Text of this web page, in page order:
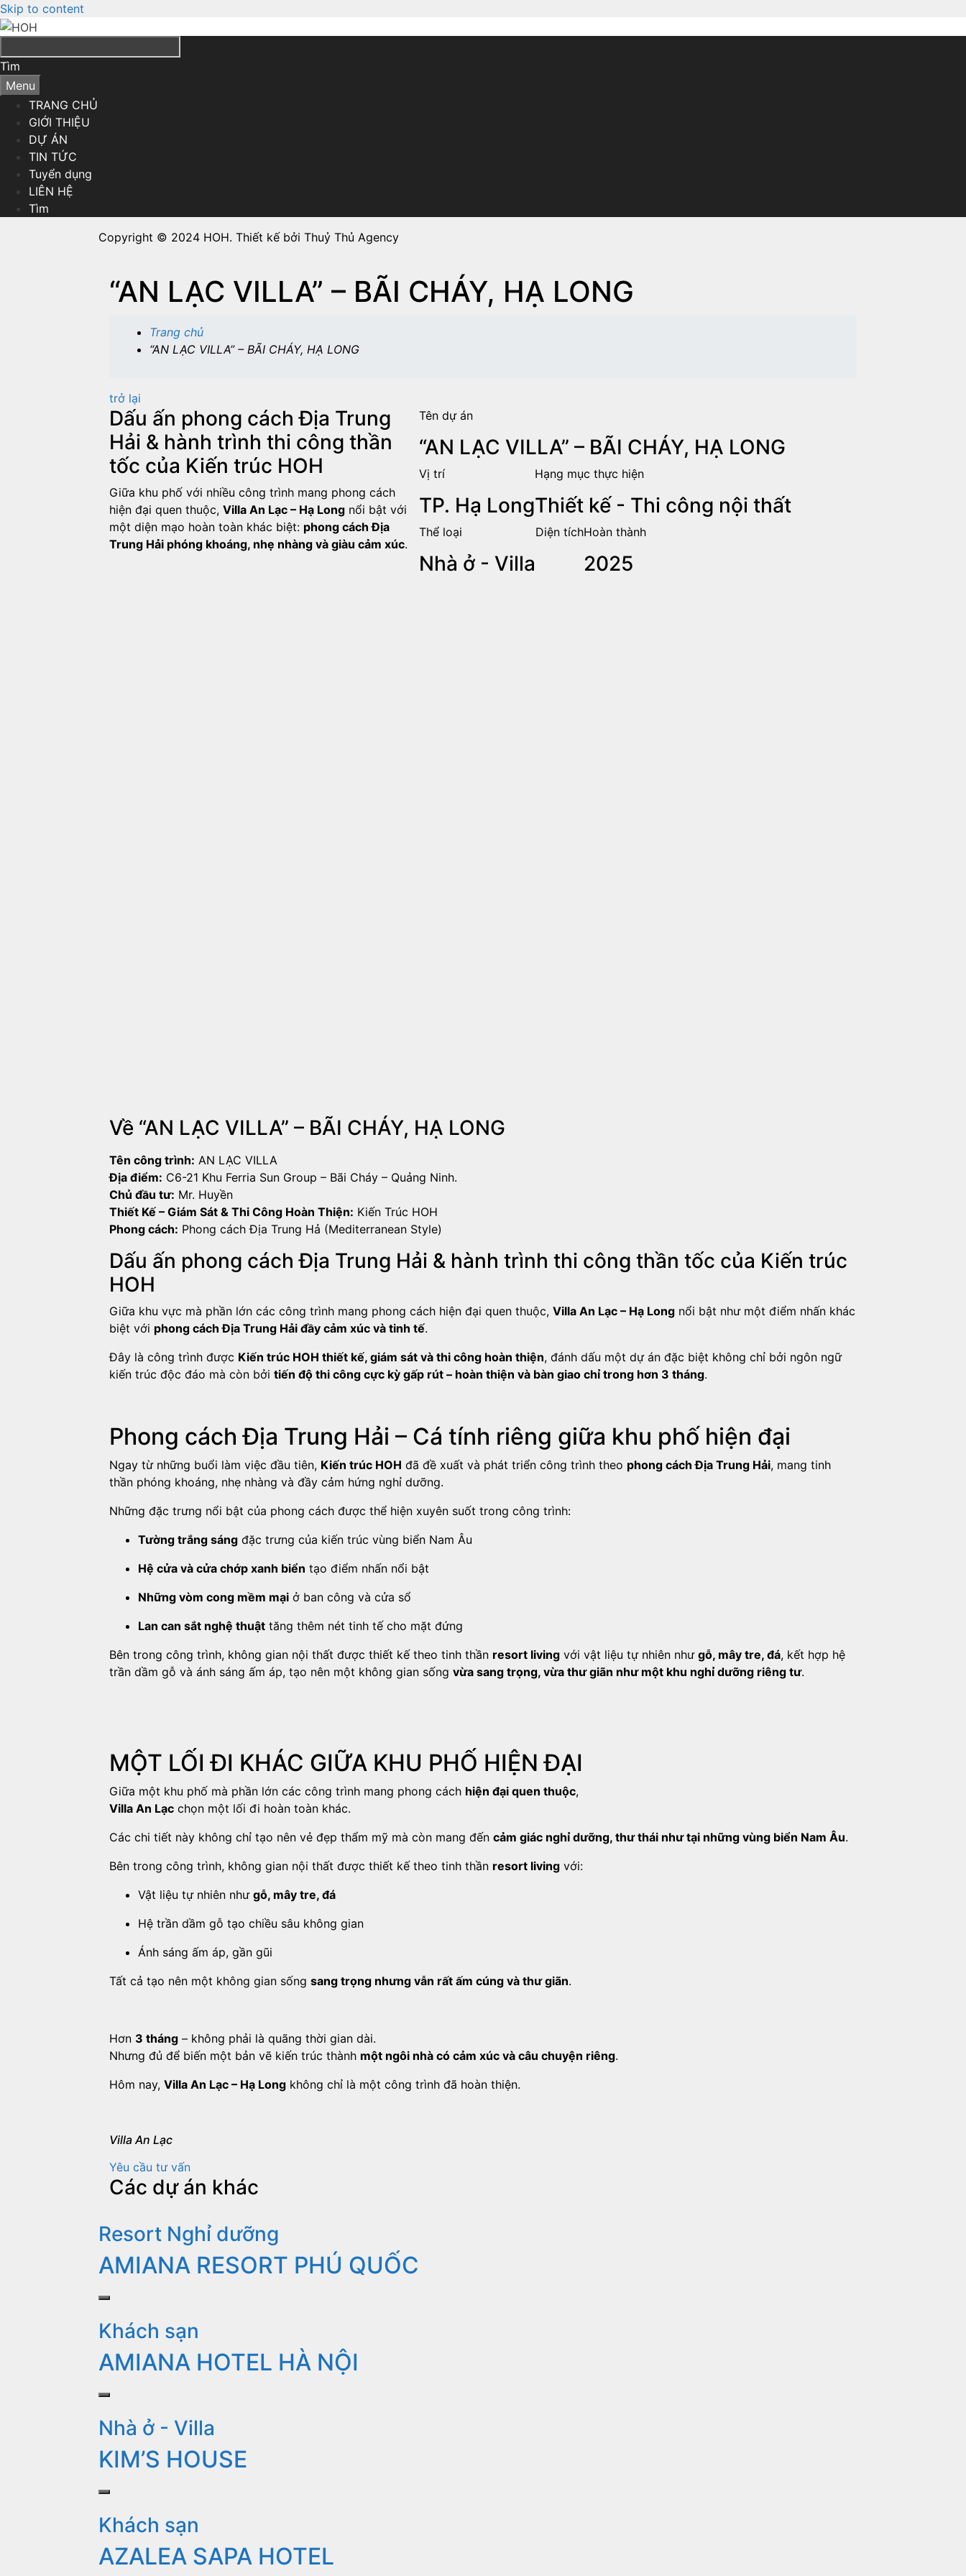
Skip to content
Tìm
Menu
TRANG CHỦ
GIỚI THIỆU
DỰ ÁN
TIN TỨC
Tuyển dụng
LIÊN HỆ
Tìm
Copyright © 2024 HOH. Thiết kế bởi Thuỷ Thủ Agency
“AN LẠC VILLA” – BÃI CHÁY, HẠ LONG
Trang chủ
“AN LẠC VILLA” – BÃI CHÁY, HẠ LONG
trở lại
Dấu ấn phong cách Địa Trung
Hải & hành trình thi công thần
tốc của Kiến trúc HOH
Giữa khu phố với nhiều công trình mang phong cách
hiện đại quen thuộc, Villa An Lạc – Hạ Long nổi bật với
một diện mạo hoàn toàn khác biệt: phong cách Địa
Trung Hải phóng khoáng, nhẹ nhàng và giàu cảm xúc.
Tên dự án
“AN LẠC VILLA” – BÃI CHÁY, HẠ LONG
Vị trí
TP. Hạ Long
Hạng mục thực hiện
Thiết kế - Thi công nội thất
Thể loại
Nhà ở - Villa
Diện tíchHoàn thành
2025
Về “AN LẠC VILLA” – BÃI CHÁY, HẠ LONG
Tên công trình: AN LẠC VILLA
Địa điểm: C6-21 Khu Ferria Sun Group – Bãi Cháy – Quảng Ninh.
Chủ đầu tư: Mr. Huyền
Thiết Kế – Giám Sát & Thi Công Hoàn Thiện: Kiến Trúc HOH
Phong cách: Phong cách Địa Trung Hả (Mediterranean Style)
Dấu ấn phong cách Địa Trung Hải & hành trình thi công thần tốc của Kiến trúc
HOH
Giữa khu vực mà phần lớn các công trình mang phong cách hiện đại quen thuộc, Villa An Lạc – Hạ Long nổi bật như một điểm nhấn khác
biệt với phong cách Địa Trung Hải đầy cảm xúc và tinh tế.
Đây là công trình được Kiến trúc HOH thiết kế, giám sát và thi công hoàn thiện, đánh dấu một dự án đặc biệt không chỉ bởi ngôn ngữ
kiến trúc độc đáo mà còn bởi tiến độ thi công cực kỳ gấp rút – hoàn thiện và bàn giao chỉ trong hơn 3 tháng.
Phong cách Địa Trung Hải – Cá tính riêng giữa khu phố hiện đại
Ngay từ những buổi làm việc đầu tiên, Kiến trúc HOH đã đề xuất và phát triển công trình theo phong cách Địa Trung Hải, mang tinh
thần phóng khoáng, nhẹ nhàng và đầy cảm hứng nghỉ dưỡng.
Những đặc trưng nổi bật của phong cách được thể hiện xuyên suốt trong công trình:
Tường trắng sáng đặc trưng của kiến trúc vùng biển Nam Âu
Hệ cửa và cửa chớp xanh biển tạo điểm nhấn nổi bật
Những vòm cong mềm mại ở ban công và cửa sổ
Lan can sắt nghệ thuật tăng thêm nét tinh tế cho mặt đứng
Bên trong công trình, không gian nội thất được thiết kế theo tinh thần resort living với vật liệu tự nhiên như gỗ, mây tre, đá, kết hợp hệ
trần dầm gỗ và ánh sáng ấm áp, tạo nên một không gian sống vừa sang trọng, vừa thư giãn như một khu nghỉ dưỡng riêng tư.
MỘT LỐI ĐI KHÁC GIỮA KHU PHỐ HIỆN ĐẠI
Giữa một khu phố mà phần lớn các công trình mang phong cách hiện đại quen thuộc,
Villa An Lạc chọn một lối đi hoàn toàn khác.
Các chi tiết này không chỉ tạo nên vẻ đẹp thẩm mỹ mà còn mang đến cảm giác nghỉ dưỡng, thư thái như tại những vùng biển Nam Âu.
Bên trong công trình, không gian nội thất được thiết kế theo tinh thần resort living với:
Vật liệu tự nhiên như gỗ, mây tre, đá
Hệ trần dầm gỗ tạo chiều sâu không gian
Ánh sáng ấm áp, gần gũi
Tất cả tạo nên một không gian sống sang trọng nhưng vẫn rất ấm cúng và thư giãn.
Hơn 3 tháng – không phải là quãng thời gian dài.
Nhưng đủ để biến một bản vẽ kiến trúc thành một ngôi nhà có cảm xúc và câu chuyện riêng.
Hôm nay, Villa An Lạc – Hạ Long không chỉ là một công trình đã hoàn thiện.
Villa An Lạc
Yêu cầu tư vấn
Các dự án khác
Resort Nghỉ dưỡng
AMIANA RESORT PHÚ QUỐC
Khách sạn
AMIANA HOTEL HÀ NỘI
Nhà ở - Villa
KIM’S HOUSE
Khách sạn
AZALEA SAPA HOTEL